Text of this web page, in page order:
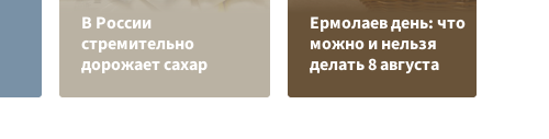
В России
стремительно
дорожает сахар
Ермолаев день: что
можно и нельзя
делать 8 августа